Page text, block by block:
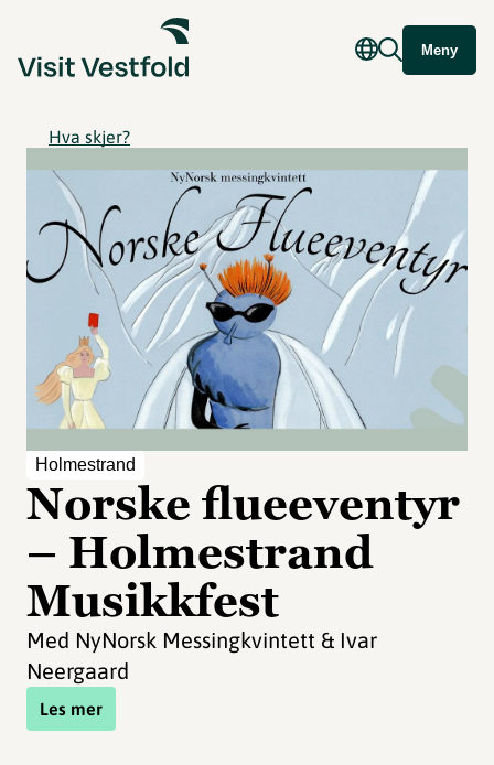
Meny
Hva skjer?
Holmestrand
Norske flueeventyr
– Holmestrand
Musikkfest
Med NyNorsk Messingkvintett & Ivar
Neergaard
Les mer